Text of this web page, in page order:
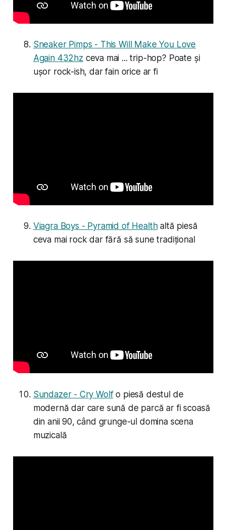
Sneaker Pimps - This Will Make You Love
Again 432hz ceva mai ... trip-hop? Poate și
ușor rock-ish, dar fain orice ar fi
Viagra Boys - Pyramid of Healthaltă piesă
ceva mai rock dar fără să sune tradițional
Sundazer - Cry Wolfo piesă destul de
modernă dar care sună de parcă ar fi scoasă
din anii 90, când grunge-ul domina scena
muzicală